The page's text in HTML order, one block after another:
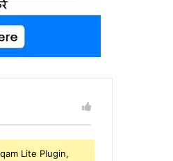
Lite Plugin,